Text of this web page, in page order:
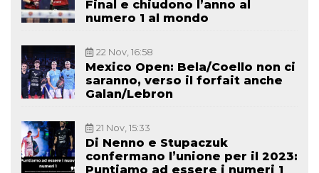
Final e chiudono l’anno al
numero 1 al mondo
22 Nov, 16:58
Mexico Open: Bela/Coello non ci
saranno, verso il forfait anche
Galan/Lebron
21 Nov, 15:33
Di Nenno e Stupaczuk
confermano l’unione per il 2023:
Puntiamo ad essere i numeri 1